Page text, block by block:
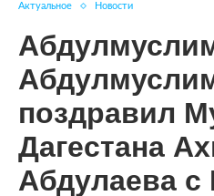
Актуальное Новости
поздравил
Дагестана
Абдулаева с